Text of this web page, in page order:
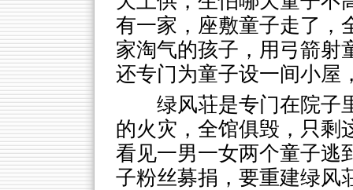
有一家，座敷童子走了，
家淘气的孩子，用弓箭射
还专门为童子设一间小
绿风荘是专门在院子
的火灾，全馆俱毁，只剩
看见一男一女两个童子逃
子粉丝募捐，要重建绿风